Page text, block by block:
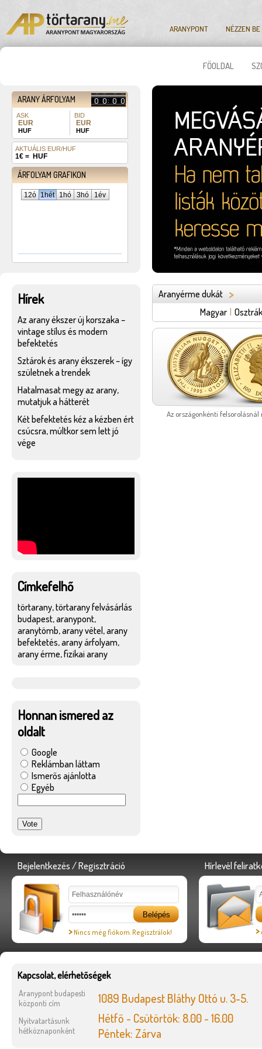
NÉZZEN
ARANYPONT
FŐOLDAL
ARANY ÁRFOLYAM
5
0
1
9
0
1
:
5
0
1
9
0
1
ASK
3
717
1
358
BID
3
716
1
355
AKTUÁLIS EUR/HUF
1€ = 365,0 Y-values
ÁRFOLYAM GRAFIKON
12ó 1hét 1hó 3hó 1év
Hírek
Az arany ékszer új korszaka –
vintage stílus és modern
befektetés
Sztárok és arany ékszerek – így
születnek a trendek
Hatalmasat megy az arany,
mutatjuk a hátterét
Két befektetés kéz a kézben ért
csúcsra, múltkor sem lett jó
vége
Címkefelhő
törtarany, törtarany felvásárlás
budapest, aranypont,
aranytömb, arany vétel, arany
befektetés, arany árfolyam,
arany érme, fizikai arany
Honnan ismered az
oldalt
Google
Reklámban láttam
Ismerős ajánlotta
Egyéb
Aranyérme dukát >
Magyar
Az országonkénti
Bejelentkezés / Regisztráció
> Nincs még fiókom. Regisztrálok!
Hírlevél
>
Kapcsolat, elérhetőségek
Aranypont budapesti
központi cím
1089 Budapest Bláthy Ottó u. 3-5.
Nyitvatartásunk
hétköznaponként
Hétfő - Csütörtök: 8.00 - 16.00
Péntek: Zárva